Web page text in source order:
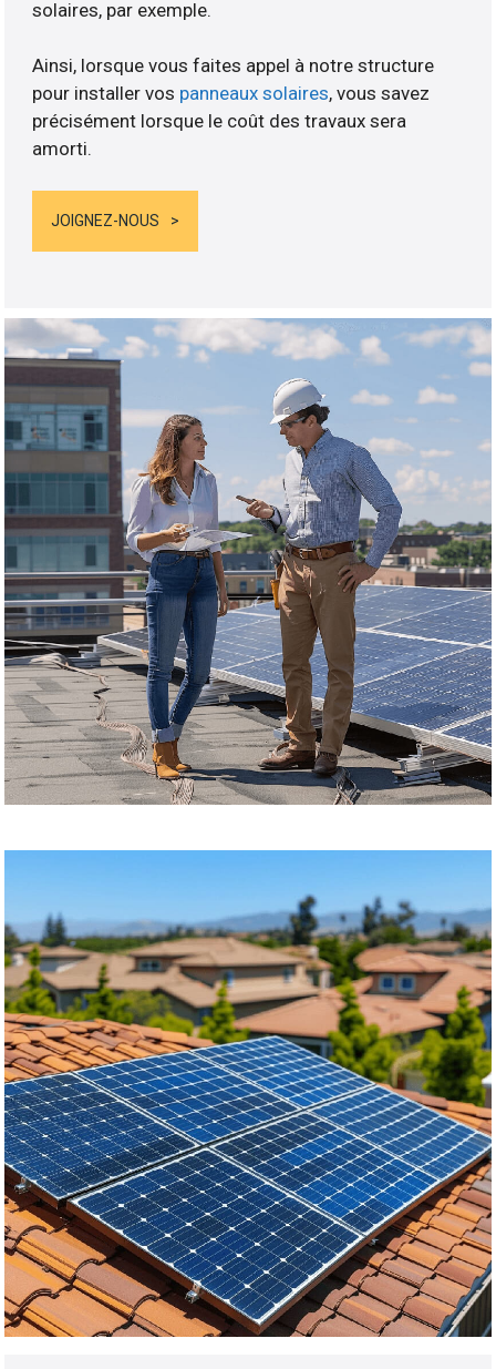
solaires, par exemple.
Ainsi, lorsque vous faites appel à notre structure
pour installer vos panneaux solaires, vous savez
précisément lorsque le coût des travaux sera
amorti.
JOIGNEZ-NOUS